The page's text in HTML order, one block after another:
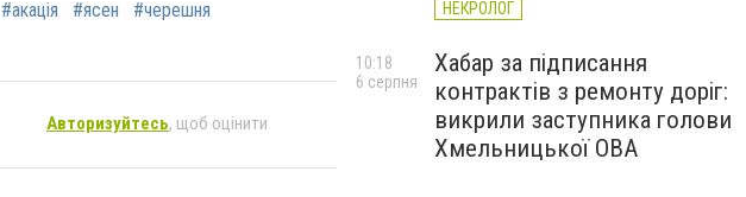
#акація #ясен
#черешня
Авторизуйтесь, щоб оцінити
НЕКРОЛОГ
Хабар за підписання
контрактів з ремонту доріг:
викрили заступника голови
Хмельницької ОВА
10:18
6 серпня